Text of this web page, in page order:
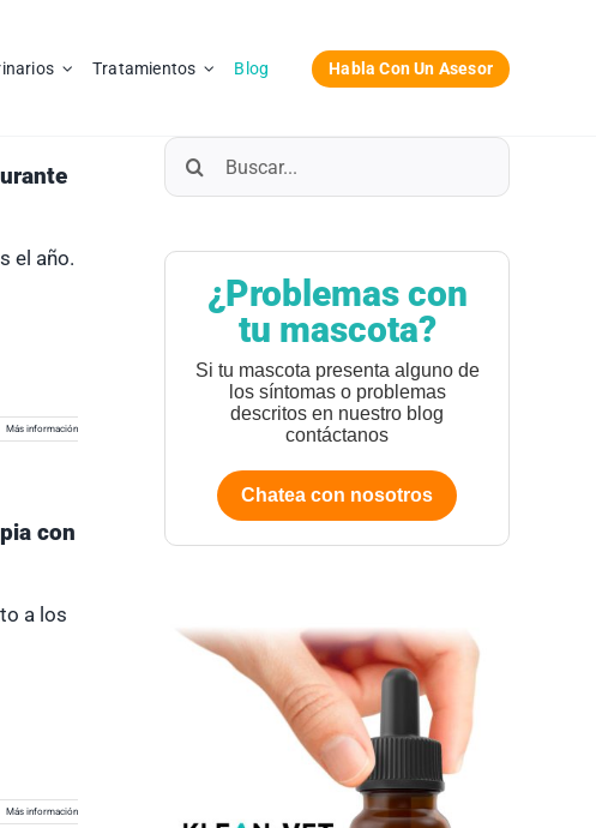
Tratamientos Blog Habla Con Un Asesor
el año.
Más información
con
a los
Más información
Buscar:
¿Problemas con
tu mascota?
Si tu mascota presenta alguno de
los síntomas o problemas
descritos en nuestro blog
contáctanos
Chatea con nosotros